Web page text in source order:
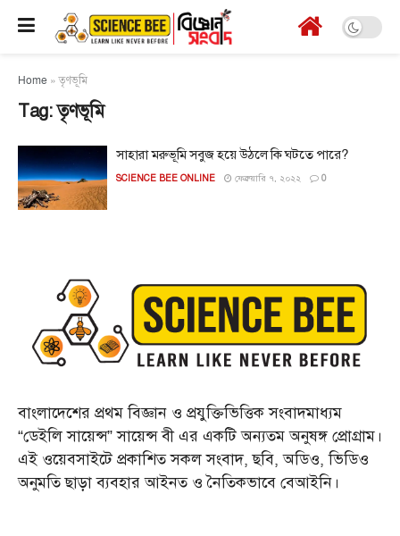
Home »তৃণভূমি
Tag:তৃণভূমি
সাহারা মরুভূমি সবুজ হয়ে উঠলে কি ঘটতে পারে?
SCIENCE BEE ONLINE ফেব্রুয়ারি ৭, ২০২২ 0
বাংলাদেশের প্রথম বিজ্ঞান ও প্রযুক্তিভিত্তিক সংবাদমাধ্যম
“ডেইলি সায়েন্স” সায়েন্স বী এর একটি অন্যতম অনুষঙ্গ প্রোগ্রাম।
এই ওয়েবসাইটে প্রকাশিত সকল সংবাদ, ছবি, অডিও, ভিডিও
অনুমতি ছাড়া ব্যবহার আইনত ও নৈতিকভাবে বেআইনি।